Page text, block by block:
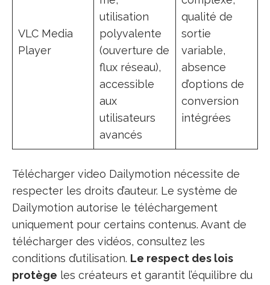
VLC Media
Player
utilisation
polyvalente
(ouverture de
flux réseau),
accessible
aux
utilisateurs
avancés
qualité de
sortie
variable,
absence
d’options de
conversion
intégrées
Télécharger video Dailymotion nécessite de
respecter les droits d’auteur. Le système de
Dailymotion autorise le téléchargement
uniquement pour certains contenus. Avant de
télécharger des vidéos, consultez les
conditions d’utilisation. Le respect des lois
protège les créateurs et garantit l’équilibre du